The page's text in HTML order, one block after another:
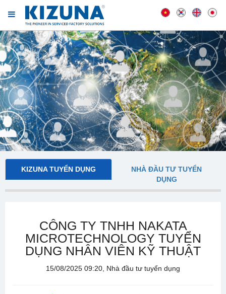
KIZUNA TUYỂN DỤNG
NHÀ ĐẦU TƯ TUYỂN
DỤNG
CÔNG TY TNHH NAKATA
MICROTECHNOLOGY TUYỂN
DỤNG NHÂN VIÊN KỸ THUẬT
15/08/2025 09:20, Nhà đầu tư tuyển dụng